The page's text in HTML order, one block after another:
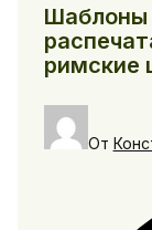
Шаблоны
римские
От